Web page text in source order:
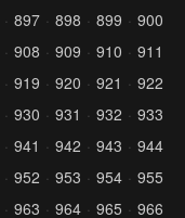
897 898 899
900
908 909 910
911
919 920 921
922
930 931 932
933
941 942 943
944
952 953 954
955
963 964 965
966